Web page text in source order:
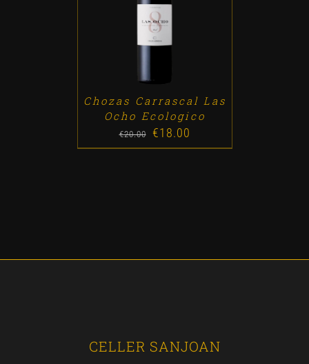
ADD TO CART /
Chozas Carrascal Las
Ocho Ecologico
€20.00
Original
price
€18.00
price
CELLER SANJOAN